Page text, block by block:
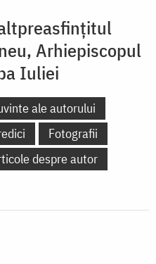
Arhiepiscopul
Iuliei
ale autorului
Fotografii
despre autor